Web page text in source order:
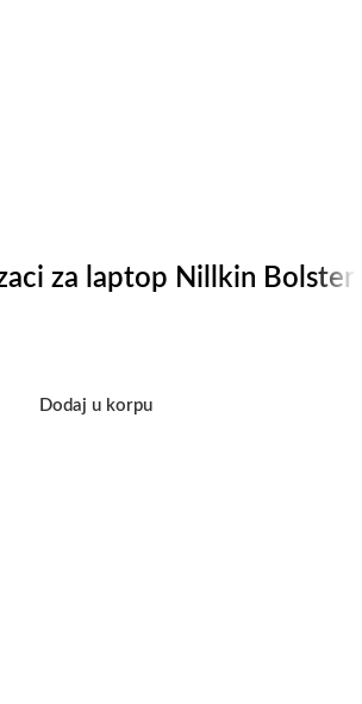
za laptop Nillkin Bolster
Dodaj u korpu